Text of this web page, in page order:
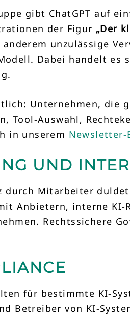
gibt ChatGPT auf
der Figur „Der
unzulässige
Dabei handelt
Unternehmen, die
Tool-Auswahl,
in unserem Newsletter-
UND
durch Mitarbeiter
Anbietern, interne
Rechtssichere
für bestimmte KI-
Betreiber von KI-